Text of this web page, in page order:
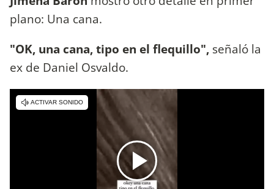
plano: Una cana.
"OK, una cana, tipo en el flequillo", señaló la
ex de Daniel Osvaldo.